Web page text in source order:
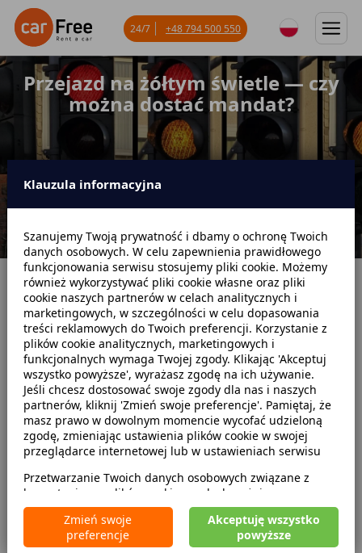
Przejazd na żółtym świetle — czy
można dostać mandat?
24/7 +48 794 500 550
Strona główna Blog
Mandaty
Przejazd na żółtym świetle — czy można dostać mandat?
2025-02-06
Kategorie
Mandaty
Kodeks ruchu drogowego
Przejazd na żółtym świetle to częsta sytuacja na
drogach, która budzi wiele wątpliwości wśród
kierowców. Czy zawsze trzeba zatrzymać się przed
sygnalizatorem, gdy pojawi się sygnał żółty? Czy w
niektórych przypadkach można kontynuować jazdę
Klauzula informacyjna
Szanujemy Twoją prywatność i dbamy o ochronę Twoich
danych osobowych. W celu zapewnienia prawidłowego
funkcjonowania serwisu stosujemy pliki cookie. Możemy
również wykorzystywać pliki cookie własne oraz pliki
cookie naszych partnerów w celach analitycznych i
marketingowych, w szczególności w celu dopasowania
treści reklamowych do Twoich preferencji. Korzystanie z
plików cookie analitycznych, marketingowych i
funkcjonalnych wymaga Twojej zgody. Klikając 'Akceptuj
wszystko powyższe', wyrażasz zgodę na ich używanie.
Jeśli chcesz dostosować swoje zgody dla nas i naszych
partnerów, kliknij 'Zmień swoje preferencje'. Pamiętaj, że
masz prawo w dowolnym momencie wycofać udzieloną
zgodę, zmieniając ustawienia plików cookie w swojej
przeglądarce internetowej lub w ustawieniach serwisu
Przetwarzanie Twoich danych osobowych związane z
korzystaniem z plików cookie w celach wyżej
wymienionych jest prowadzone przez CarFree sp. z o.o. z
siedzibą w Warszawie (02-677), ul. Cybernetyki 5,
będącego administratorem danych. W niektórych
Zmień swoje
preferencje
Akceptuję wszystko
powyższe